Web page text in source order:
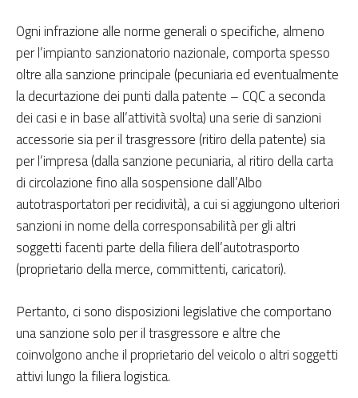
Ogni infrazione alle norme generali o specifiche, almeno
per l’impianto sanzionatorio nazionale, comporta spesso
oltre alla sanzione principale (pecuniaria ed eventualmente
la decurtazione dei punti dalla patente – CQC a seconda
dei casi e in base all’attività svolta) una serie di sanzioni
accessorie sia per il trasgressore (ritiro della patente) sia
per l’impresa (dalla sanzione pecuniaria, al ritiro della carta
di circolazione fino alla sospensione dall’Albo
autotrasportatori per recidività), a cui si aggiungono ulteriori
sanzioni in nome della corresponsabilità per gli altri
soggetti facenti parte della filiera dell’autotrasporto
(proprietario della merce, committenti, caricatori).
Pertanto, ci sono disposizioni legislative che comportano
una sanzione solo per il trasgressore e altre che
coinvolgono anche il proprietario del veicolo o altri soggetti
attivi lungo la filiera logistica.